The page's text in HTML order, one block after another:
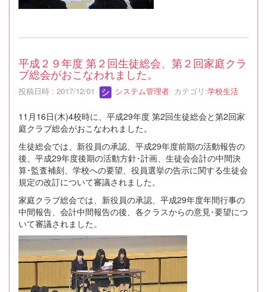
平成２９年度 第２回生徒総会、第２回家庭クラ
ブ総会がおこなわれました。
投稿日時 : 2017/12/01 システム管理者 カテゴリ:学校生活
11月16日(木)4校時に、平成29年度 第2回生徒総会と第2回家
庭クラブ総会がおこなわれました。
生徒総会では、新役員の承認、平成29年度前期の活動報告の
後、平成29年度後期の活動方針･計画、生徒会会計の中間決
算･監査補刻、学校への要望、役員選挙の告示に関する生徒会
規定の改訂について審議されました。
家庭クラブ総会では、新役員の承認、平成29年度年間行事の
中間報告、会計中間報告の後、各クラスからの意見･要望につ
いて審議されました。